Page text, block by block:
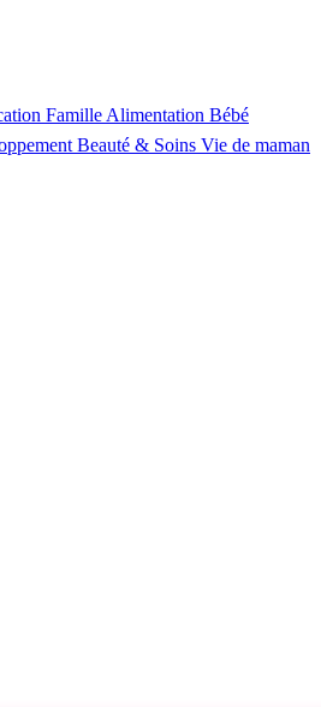
Famille Alimentation Bébé
Beauté & Soins Vie de maman